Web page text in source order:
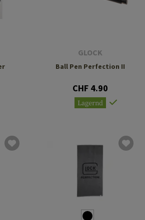
GLOCK
Ball Pen Perfection II
CHF 4.90
Lagernd